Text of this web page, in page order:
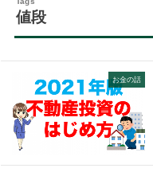
値段
お金の話